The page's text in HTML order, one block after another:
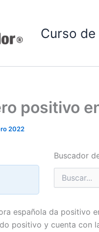
Curso
positivo
2022
Buscador
Buscar
por:
española da positivo
positivo y cuenta con